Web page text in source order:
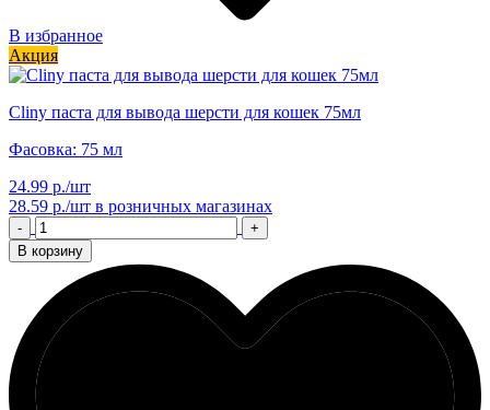
В избранное
Акция
Cliny паста для вывода шерсти для кошек 75мл
Фасовка: 75 мл
24.99 р./шт
28.59 р./шт в розничных магазинах
-
+
В корзину